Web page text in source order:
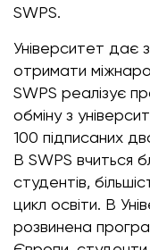
SWPS.
Університет дає
отримати
SWPS реалізує
обміну з
100 підписаних
В SWPS вчиться
студентів,
цикл освіти. В
розвинена